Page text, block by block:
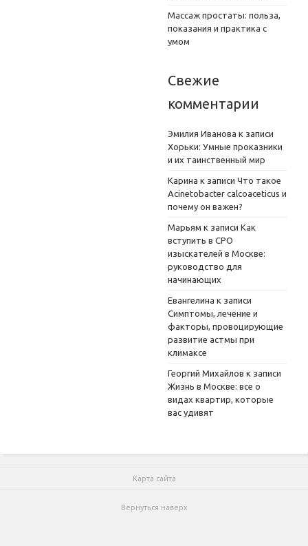
Массаж простаты: польза,
показания и практика с
умом
Свежие
комментарии
Эмилия Иванова к записи
Хорьки: Умные проказники
и их таинственный мир
Карина к записи Что такое
Acinetobacter calcoaceticus и
почему он важен?
Марьям к записи Как
вступить в СРО
изыскателей в Москве:
руководство для
начинающих
Евангелина к записи
Симптомы, лечение и
факторы, провоцирующие
развитие астмы при
климаксе
Георгий Михайлов к записи
Жизнь в Москве: все о
видах квартир, которые
вас удивят
Карта сайта
Вернуться наверх